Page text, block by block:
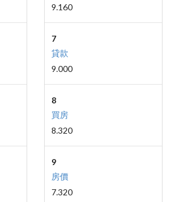
9.160
7
貸款
9.000
8
買房
8.320
9
房價
7.320